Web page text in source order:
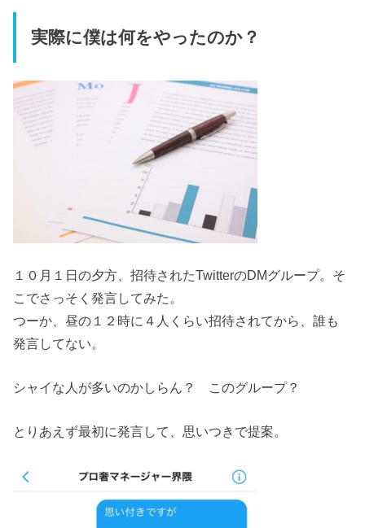
実際に僕は何をやったのか？
１０月１日の夕方、招待されたTwitterのDMグループ。そ
こでさっそく発言してみた。
つーか、昼の１２時に４人くらい招待されてから、誰も
発言してない。
シャイな人が多いのかしらん？ このグループ？
とりあえず最初に発言して、思いつきで提案。